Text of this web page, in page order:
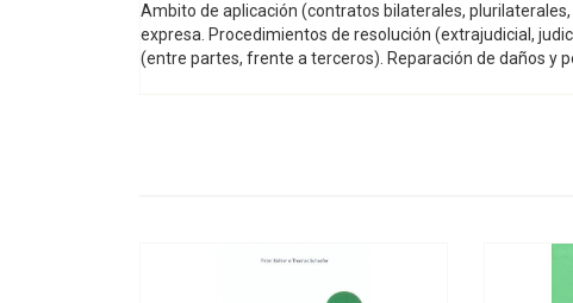
Ambito de aplicación (contratos bilaterales,
expresa. Procedimientos de resolución (extrajudicial,
(entre partes, frente a terceros). Reparación de daños y